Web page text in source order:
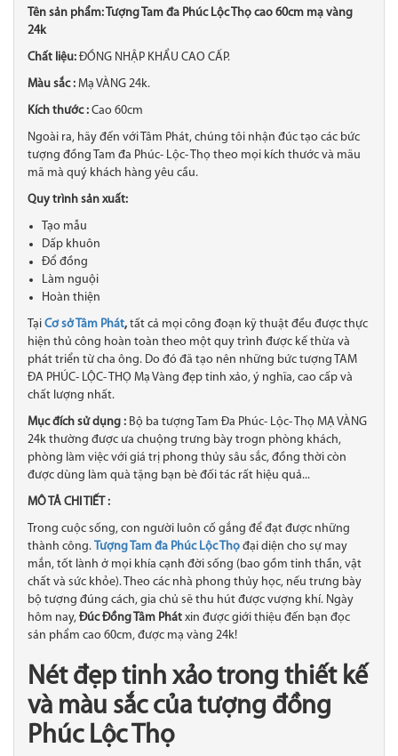
Tên sản phẩm: Tượng Tam đa Phúc Lộc Thọ cao 60cm mạ vàng
24k
Chất liệu: ĐỒNG NHẬP KHẨU CAO CẤP.
Màu sắc : Mạ VÀNG 24k.
Kích thước : Cao 60cm
Ngoài ra, hãy đến với Tâm Phát, chúng tôi nhận đúc tạo các bức
tượng đồng Tam đa Phúc- Lộc- Thọ theo mọi kích thước và mãu
mã mà quý khách hàng yêu cầu.
Quy trình sản xuất:
Tạo mẫu
Dấp khuôn
Đổ đồng
Làm nguội
Hoàn thiện
Tại Cơ sở Tâm Phát, tất cả mọi công đoạn kỹ thuật đều được thực
hiện thủ công hoàn toàn theo một quy trình được kế thừa và
phát triển từ cha ông. Do đó đã tạo nên những bức tượng TAM
ĐA PHÚC- LỘC- THỌ Mạ Vàng đẹp tinh xảo​, ý nghĩa, cao cấp và
chất lượng nhất.
Mục đích sử dụng : Bộ ba tượng Tam Đa Phúc- Lộc- Thọ MẠ VÀNG
24k thường được ưa chuộng trưng bày trogn phòng khách,
phòng làm việc với giá trị phong thủy sâu sắc, đồng thời còn
được dùng làm quà tặng bạn bè đối tác rất hiệu quả...
MÔ TẢ CHI TIẾT :
Trong cuộc sống, con người luôn cố gắng để đạt được những
thành công. Tượng Tam đa Phúc Lộc Thọ đại diện cho sự may
mắn, tốt lành ở mọi khía cạnh đời sống (bao gồm tinh thần, vật
chất và sức khỏe). Theo các nhà phong thủy học, nếu trưng bày
bộ tượng đúng cách, gia chủ sẽ thu hút được vượng khí. Ngày
hôm nay, Đúc Đồng Tâm Phát xin được giới thiệu đến bạn đọc
sản phẩm cao 60cm, được mạ vàng 24k!
Nét đẹp tinh xảo trong thiết kế
và màu sắc của tượng đồng
Phúc Lộc Thọ